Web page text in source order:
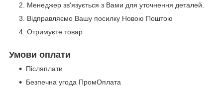
Менеджер зв'язується з Вами для уточнення деталей.
Відправляємо Вашу посилку Новою Поштою
Отримуєте товар
Умови оплати
Післяплати
Безпечна угода ПромОплата